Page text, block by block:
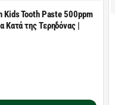
Kids Tooth Paste 500ppm
Κατά της Τερηδόνας |